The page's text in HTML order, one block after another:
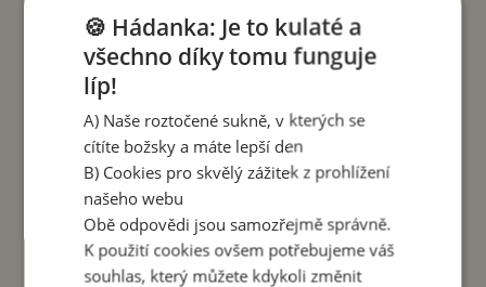
Velikost M- vhodná pro velikosti S a M. Délka
sukně 100 cm. Obvod pasu v klidu 68 cm.
Maximální obvod pasu 100 cm.
Velikost L- vhodná pro velikosti L a XL.Délka
sukně 110 cm. Obvod pasu v klidu 70 cm.
Maximální obvod pasu 115 cm.
Materiál
: 100 % viskóza, vosková batika. Lem: 90
% viskóza + 10% spandex.
🍪 Hádanka: Je to kulaté a
všechno díky tomu funguje
líp!
A) Naše roztočené sukně, v kterých se
cítíte božsky a máte lepší den
B) Cookies pro skvělý zážitek z prohlížení
našeho webu
Obě odpovědi jsou samozřejmě správně.
K použití cookies ovšem potřebujeme váš
souhlas, který můžete kdykoli změnit